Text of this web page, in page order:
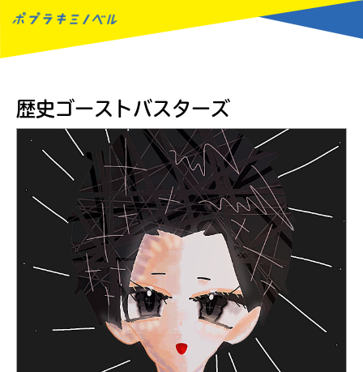
読みたい本が
見つかる
歴史ゴーストバスターズ